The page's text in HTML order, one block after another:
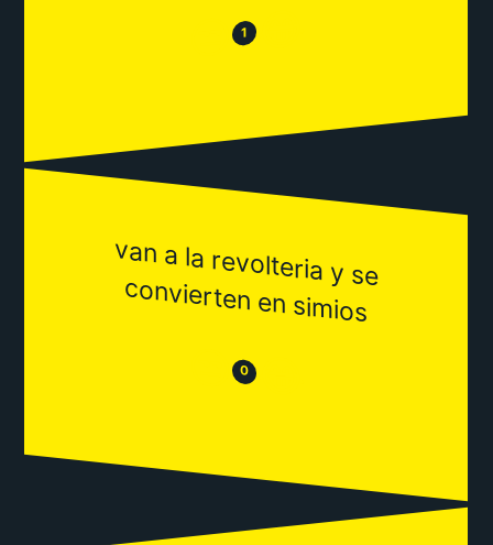
😒 1 😂
van a la revolteria y se
convierten en sim
ios
😒 0 😂